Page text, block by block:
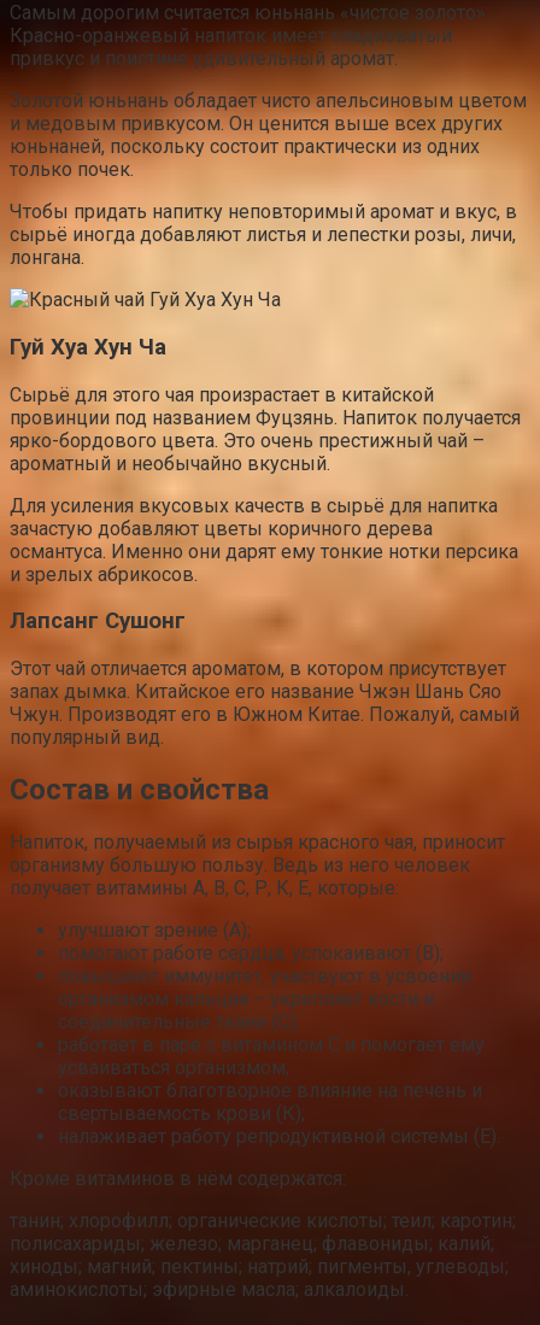
Самым дорогим считается юньнань «чистое золото».
Красно-оранжевый напиток имеет сладковатый
привкус и поистине удивительный аромат.
Золотой юньнань обладает чисто апельсиновым цветом
и медовым привкусом. Он ценится выше всех других
юньнаней, поскольку состоит практически из одних
только почек.
Чтобы придать напитку неповторимый аромат и вкус, в
сырьё иногда добавляют листья и лепестки розы, личи,
лонгана.
Гуй Хуа Хун Ча
Сырьё для этого чая произрастает в китайской
провинции под названием Фуцзянь. Напиток получается
ярко-бордового цвета. Это очень престижный чай –
ароматный и необычайно вкусный.
Для усиления вкусовых качеств в сырьё для напитка
зачастую добавляют цветы коричного дерева
османтуса. Именно они дарят ему тонкие нотки персика
и зрелых абрикосов.
Лапсанг Сушонг
Этот чай отличается ароматом, в котором присутствует
запах дымка. Китайское его название Чжэн Шань Сяо
Чжун. Производят его в Южном Китае. Пожалуй, самый
популярный вид.
Состав и свойства
Напиток, получаемый из сырья красного чая, приносит
организму большую пользу. Ведь из него человек
получает витамины А, В, С, Р, К, Е, которые:
улучшают зрение (А);
помогают работе сердца, успокаивают (В);
повышают иммунитет, участвуют в усвоении
организмом кальция – укрепляет кости и
соединительные ткани (С);
работает в паре с витамином С и помогает ему
усваиваться организмом;
оказывают благотворное влияние на печень и
свертываемость крови (К);
налаживает работу репродуктивной системы (Е).
Кроме витаминов в нём содержатся:
танин; хлорофилл; органические кислоты; теил; каротин;
полисахариды; железо; марганец; флавониды; калий;
хиноды; магний; пектины; натрий; пигменты, углеводы;
аминокислоты; эфирные масла; алкалоиды.